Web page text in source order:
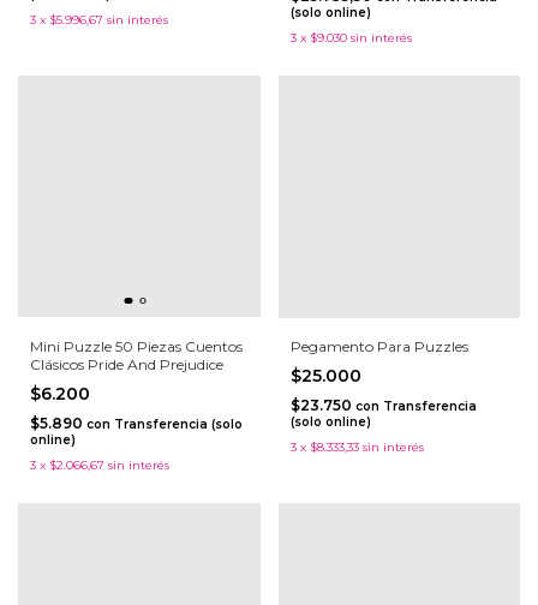
3 x $5.996,67 sin interés
(solo online)
3 x $9.030 sin interés
Mini Puzzle 50 Piezas Cuentos
Clásicos Pride And Prejudice
$6.200
$5.890 con Transferencia (solo
online)
3 x $2.066,67 sin interés
Pegamento Para Puzzles
$25.000
$23.750 con Transferencia
(solo online)
3 x $8.333,33 sin interés